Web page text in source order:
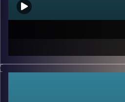
להיות שפלטפורמות כאלה כבר
אלא גם מתחילות לעצב אותה?
איתנו היום פרופ’ צחי חייט
חוכמת המונים, רשתות חברתיות
הבולטים בישראל בתחום שווקי
איך טורקיה הפכה לשחקן כל כך